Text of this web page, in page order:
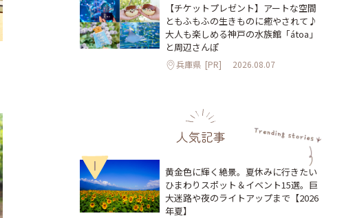
【チケットプレゼント】アートな空間
ともふもふの生きものに癒やされて♪
大人も楽しめる神戸の水族館「átoa」
と周辺さんぽ
兵庫県 [PR] 2026.08.07
人気記事
1
黄金色に輝く絶景。夏休みに行きたい
ひまわりスポット＆イベント15選。巨
大迷路や夜のライトアップまで【2026
年夏】